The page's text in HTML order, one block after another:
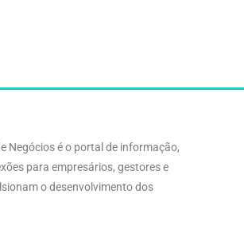
Negócios é o portal de informação,
para empresários, gestores e
o desenvolvimento dos